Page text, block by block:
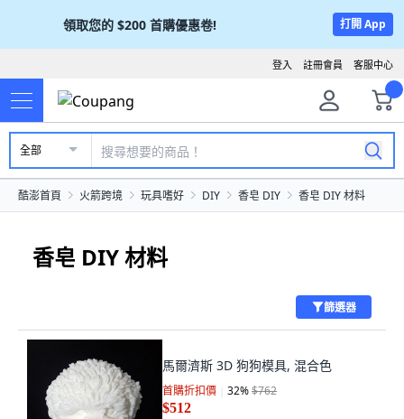
領取您的 $200 首購優惠卷! 打開 App
客服中心
註冊會員
登入
全部
酷澎首頁 火箭跨境 玩具嗜好 DIY 香皂 DIY 香皂 DIY 材料
香皂 DIY 材料
篩選器
馬爾濟斯 3D 狗狗模具, 混合色
首購折扣價 32%$762
$512